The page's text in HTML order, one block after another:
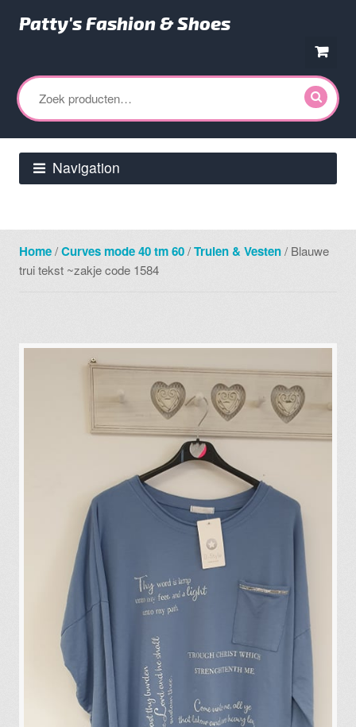
naar
navigatie
naar
de
inhoud
Patty's Fashion & Shoes
Zoeken
naar:
Navigation
Home/Curves mode 40 tm 60/Truien & Vesten/ Blauwe
trui tekst ~zakje code 1584